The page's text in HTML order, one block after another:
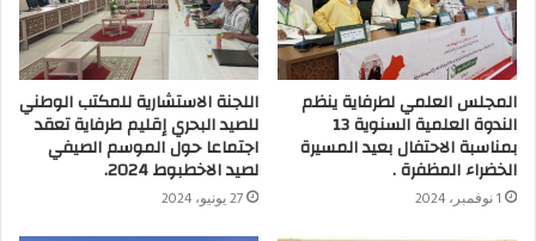
المجلس العلمي لطرفاية ينظم
الندوة العلمية السنوية 13
بمناسبة الاحتفال بعيد المسيرة
الخضراء المظفرة .
1 نوفمبر، 2024
اللجنة الاستشارية للمكتب الوطني
للصيد البحري إقليم طرفاية تعقد
اجتماعا حول الموسم الصيفي
لصيد الاخطبوط 2024.
27 يونيو، 2024